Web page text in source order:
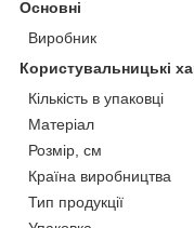
Основні
Виробник
Користувальницькі
Кількість в упаковці
Матеріал
Розмір, см
Країна виробництва
Тип продукції